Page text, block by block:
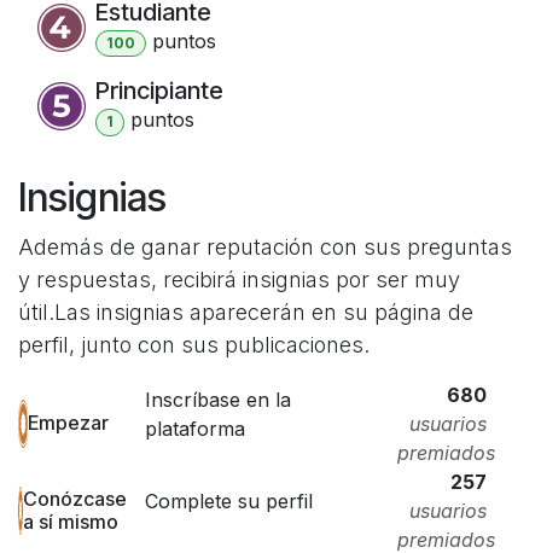
Estudiante
100 puntos
Principiante
1 puntos
Insignias
Además de ganar reputación con sus preguntas
y respuestas, recibirá insignias por ser muy
útil.Las insignias aparecerán en su página de
perfil, junto con sus publicaciones.
Empezar
Inscríbase en la
plataforma
680
usuarios
premiados
Conózcase
a sí mismo
Complete su perfil
257
usuarios
premiados